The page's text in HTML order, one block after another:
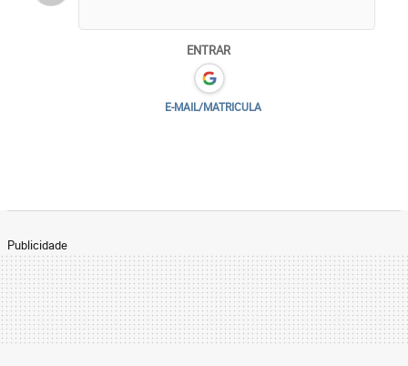
ENTRAR
E-MAIL/MATRICULA
Publicidade